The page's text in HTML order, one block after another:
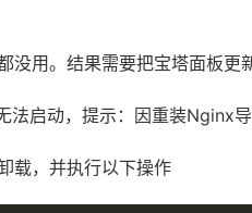
没用。结果需要把宝塔面板更
法启动，提示：因重装Nginx
载，并执行以下操作